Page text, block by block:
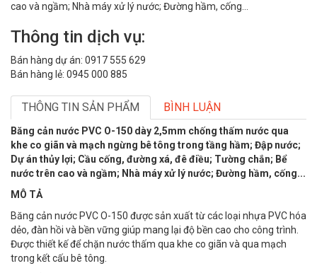
cao và ngầm; Nhà máy xử lý nước; Đường hầm, cống...
Thông tin dịch vụ:
Bán hàng dự án: 0917 555 629
Bán hàng lẻ: 0945 000 885
THÔNG TIN SẢN PHẨM BÌNH LUẬN
Băng cản nước PVC O-150 dày 2,5mm chống thấm nước qua
khe co giãn và mạch ngừng bê tông trong tầng hầm; Đập nước;
Dự án thủy lợi; Cầu cống, đường xá, đê điều; Tường chắn; Bể
nước trên cao và ngầm; Nhà máy xử lý nước; Đường hầm, cống...
MÔ TẢ
Băng cản nước PVC O-150 được sản xuất từ các loại nhựa PVC hóa
dẻo, đàn hồi và bền vững giúp mang lại độ bền cao cho công trình.
Được thiết kế để chặn nước thấm qua khe co giãn và qua mạch
trong kết cấu bê tông.